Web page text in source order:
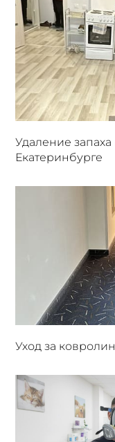
Удаление
Екатеринбурге
Уход за